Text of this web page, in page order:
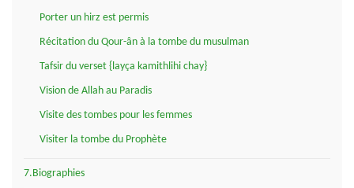
Porter un hirz est permis
Récitation du Qour-ân à la tombe du musulman
Tafsir du verset {layça kamithlihi chay}
Vision de Allah au Paradis
Visite des tombes pour les femmes
Visiter la tombe du Prophète
7.Biographies